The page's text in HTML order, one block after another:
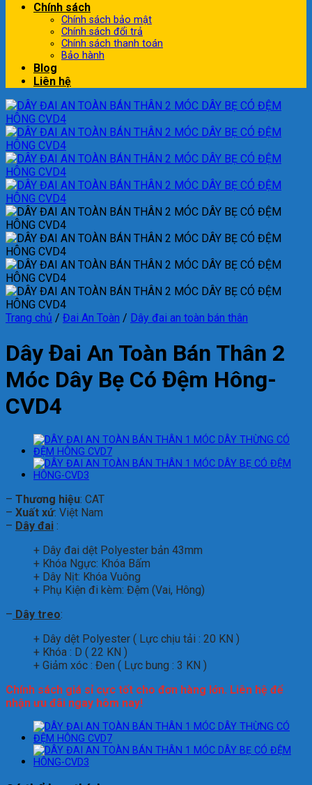
Chính sách
Chính sách bảo mật
Chính sách đổi trả
Chính sách thanh toán
Bảo hành
Blog
Liên hệ
Trang chủ / Đai An Toàn / Dây đai an toàn bán thân
Dây Đai An Toàn Bán Thân 2
Móc Dây Bẹ Có Đệm Hông-
CVD4
– Thương hiệu: CAT
– Xuất xứ: Việt Nam
– Dây đai :
+ Dây đai dệt Polyester bản 43mm
+ Khóa Ngực: Khóa Bấm
+ Dây Nịt: Khóa Vuông
+ Phụ Kiện đi kèm: Đệm (Vai, Hông)
– Dây treo:
+ Dây dệt Polyester ( Lực chịu tải : 20 KN )
+ Khóa : D ( 22 KN )
+ Giảm xóc : Đen ( Lực bung : 3 KN )
Chính sách giá sỉ cực tốt cho đơn hàng lớn. Liên hệ để
nhận ưu đãi ngay hôm nay!